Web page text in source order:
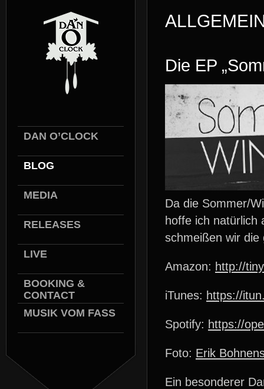
DAN O’CLOCK
BLOG
MEDIA
RELEASES
LIVE
BOOKING &
CONTACT
MUSIK VOM FASS
Die EP
Da die Sommer/
hoffe ich natürlich
schmeißen wir die
Amazon: http://
iTunes: https://
Spotify: https://
Foto: Erik
Ein besonderer